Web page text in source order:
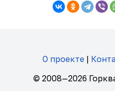
О проекте |
© 2008—2026